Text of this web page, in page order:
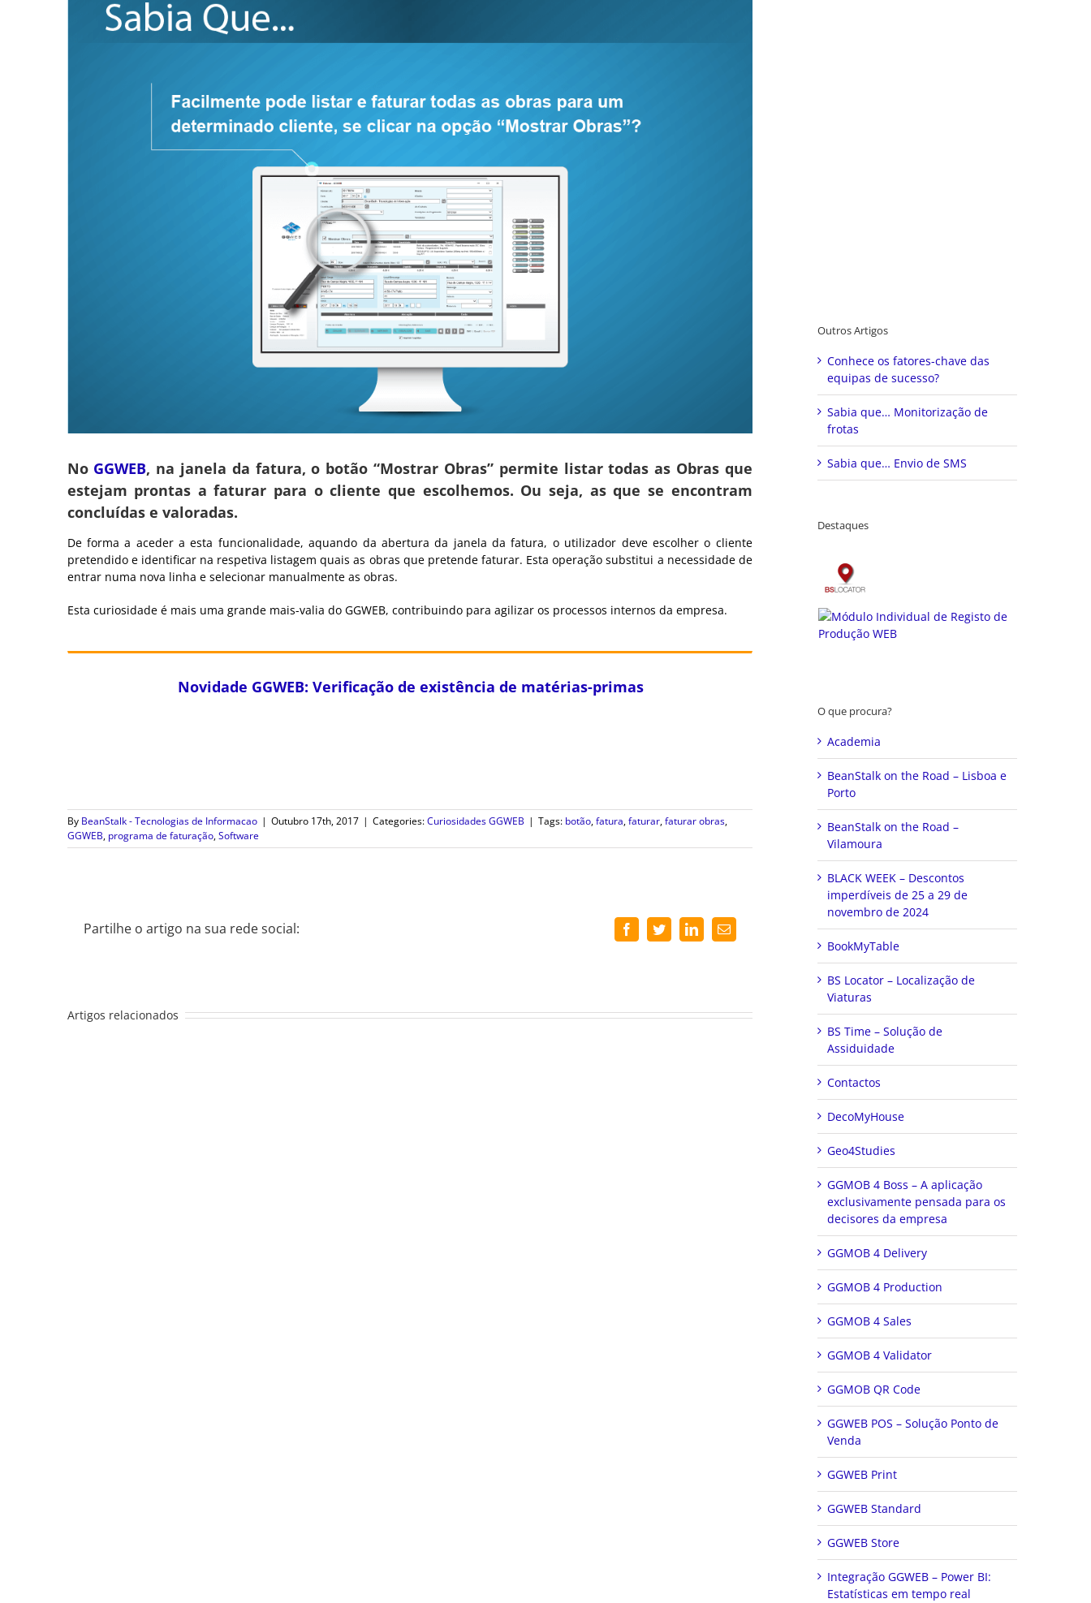
No GGWEB, na janela da fatura, o botão “Mostrar Obras” permite listar todas as Obras que
estejam prontas a faturar para o cliente que escolhemos. Ou seja, as que se encontram
concluídas e valoradas.
De forma a aceder a esta funcionalidade, aquando da abertura da janela da fatura, o utilizador deve escolher o cliente
pretendido e identificar na respetiva listagem quais as obras que pretende faturar. Esta operação substitui a necessidade de
entrar numa nova linha e selecionar manualmente as obras.
Esta curiosidade é mais uma grande mais-valia do GGWEB, contribuindo para agilizar os processos internos da empresa.
Novidade GGWEB: Verificação de existência de matérias-primas
By BeanStalk - Tecnologias de Informacao | Outubro 17th, 2017 | Categories:Curiosidades GGWEB | Tags: botão,fatura,faturar,faturar obras,
GGWEB, programa de faturação,Software
Partilhe o artigo na sua rede social: FacebookTwitterLinkedInEmail
(necessário
Artigos relacionados
Outros Artigos
Conhece os fatores-chave das
equipas de sucesso?
Sabia que… Monitorização de
frotas
Sabia que… Envio de SMS
Destaques
O que procura?
Academia
BeanStalk on the Road – Lisboa e
Porto
BeanStalk on the Road –
Vilamoura
BLACK WEEK – Descontos
imperdíveis de 25 a 29 de
novembro de 2024
BookMyTable
BS Locator – Localização de
Viaturas
BS Time – Solução de
Assiduidade
Contactos
DecoMyHouse
Geo4Studies
GGMOB 4 Boss – A aplicação
exclusivamente pensada para os
decisores da empresa
GGMOB 4 Delivery
GGMOB 4 Production
GGMOB 4 Sales
GGMOB 4 Validator
GGMOB QR Code
GGWEB POS – Solução Ponto de
Venda
GGWEB Print
GGWEB Standard
GGWEB Store
Integração GGWEB – Power BI:
Estatísticas em tempo real